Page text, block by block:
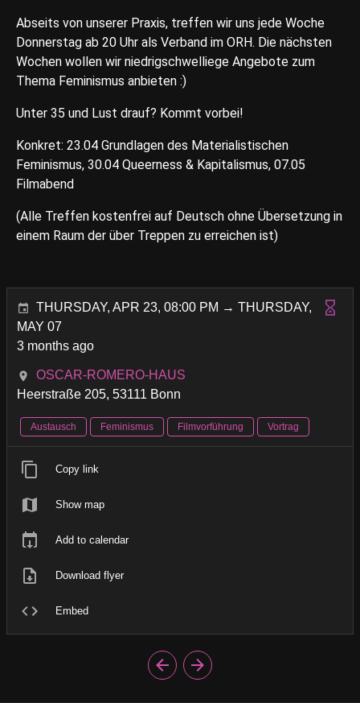
Abseits von unserer Praxis, treffen wir uns jede Woche
Donnerstag ab 20 Uhr als Verband im ORH. Die nächsten
Wochen wollen wir niedrigschwelliege Angebote zum
Thema Feminismus anbieten :)
Unter 35 und Lust drauf? Kommt vorbei!
Konkret: 23.04 Grundlagen des Materialistischen
Feminismus, 30.04 Queerness & Kapitalismus, 07.05
Filmabend
(Alle Treffen kostenfrei auf Deutsch ohne Übersetzung in
einem Raum der über Treppen zu erreichen ist)
THURSDAY, APR 23, 08:00 PM → THURSDAY,
MAY 07
3 months ago
OSCAR-ROMERO-HAUS
Heerstraße 205, 53111 Bonn
Austausch Feminismus Filmvorführung Vortrag
Copy link
Show map
Add to calendar
Download flyer
Embed